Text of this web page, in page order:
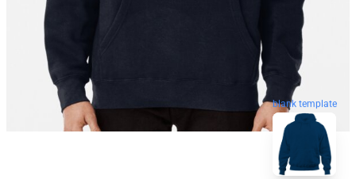
blank template